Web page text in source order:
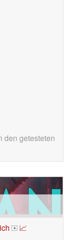
den getesteten
+ 📈